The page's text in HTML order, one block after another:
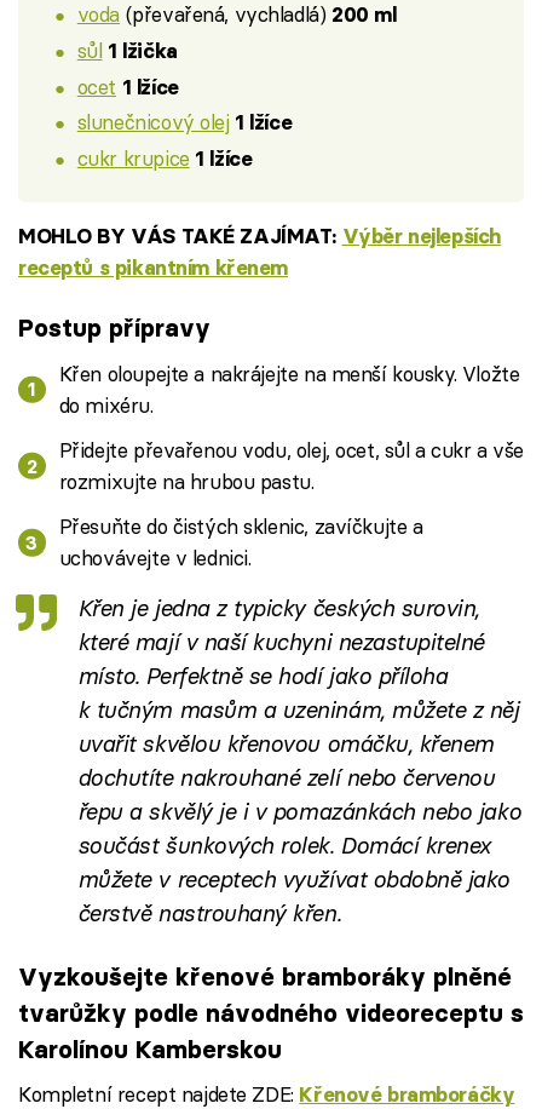
voda (převařená, vychladlá) 200 ml
sůl 1 lžička
ocet 1 lžíce
slunečnicový olej 1 lžíce
cukr krupice 1 lžíce
MOHLO BY VÁS TAKÉ ZAJÍMAT: Výběr nejlepších
receptů s pikantním křenem
Postup přípravy
Křen oloupejte a nakrájejte na menší kousky. Vložte
do mixéru.
Přidejte převařenou vodu, olej, ocet, sůl a cukr a vše
rozmixujte na hrubou pastu.
Přesuňte do čistých sklenic, zavíčkujte a
uchovávejte v lednici.
Křen je jedna z typicky českých surovin,
které mají v naší kuchyni nezastupitelné
místo. Perfektně se hodí jako příloha
k tučným masům a uzeninám, můžete z něj
uvařit skvělou křenovou omáčku, křenem
dochutíte nakrouhané zelí nebo červenou
řepu a skvělý je i vpomazánkáchnebo jako
součástšunkových rolek. Domácí krenex
můžete v receptech využívat obdobně jako
čerstvě nastrouhaný křen.
Vyzkoušejte křenové bramboráky plněné
tvarůžky podle návodného videoreceptu s
Karolínou Kamberskou
Kompletní recept najdete ZDE: Křenové bramboráčky